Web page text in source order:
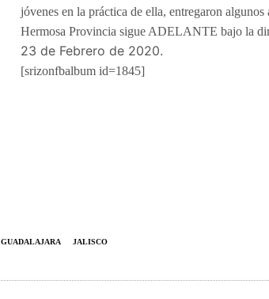
jóvenes en la práctica de ella, entregaron
Hermosa Provincia sigue ADELANTE bajo la
23 de Febrero de 2020.
[srizonfbalbum id=1845]
GUADALAJARA JALISCO